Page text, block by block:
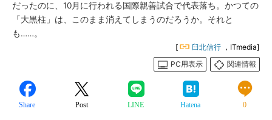
だったのに、10月に行われる国際親善試合で代表落ち。かつての
「大黒柱」は、このまま消えてしまうのだろうか。それと
も……。
[ 臼北信行 ，ITmedia]
PC用表示
関連情報
Share Post LINE Hatena 0